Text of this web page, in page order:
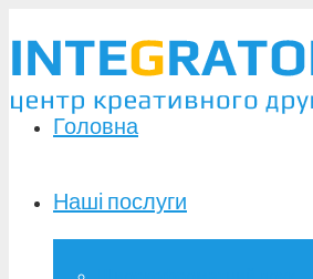
Головна
Наші послуги